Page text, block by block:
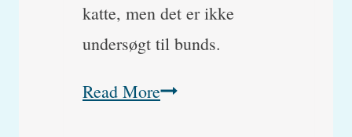
katte, men det er ikke
undersøgt til bunds.
Read MoreAvocado